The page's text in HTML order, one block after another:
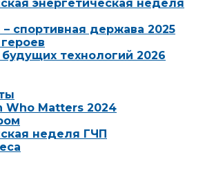
энергетическая неделя
– спортивная держава 2025
технологий 2026
Who Matters 2024
неделя ГЧП